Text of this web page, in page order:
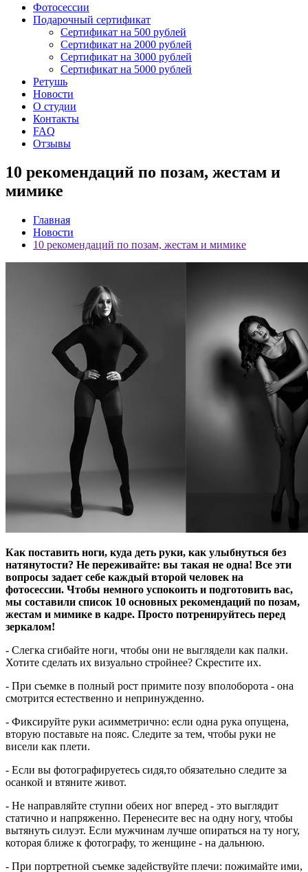
Фотосессии
Подарочный сертификат
Сертификат на 500 рублей
Сертификат на 2000 рублей
Сертификат на 3000 рублей
Сертификат на 5000 рублей
Ретушь
Новости
О студии
Контакты
FAQ
Отзывы
10 рекомендаций по позам, жестам и
мимике
Главная
Новости
10 рекомендаций по позам, жестам и мимике
Как поставить ноги, куда деть руки, как улыбнуться без
натянутости? Не переживайте: вы такая не одна! Все эти
вопросы задает себе каждый второй человек на
фотосессии. Чтобы немного успокоить и подготовить вас,
мы составили список 10 основных рекомендаций по позам,
жестам и мимике в кадре. Просто потренируйтесь перед
зеркалом!
- Слегка сгибайте ноги, чтобы они не выглядели как палки.
Хотите сделать их визуально стройнее? Скрестите их.
- При съемке в полный рост примите позу вполоборота - она
смотрится естественно и непринужденно.
- Фиксируйте руки асимметрично: если одна рука опущена,
вторую поставьте на пояс. Следите за тем, чтобы руки не
висели как плети.
- Если вы фотографируетесь сидя,то обязательно следите за
осанкой и втяните живот.
- Не направляйте ступни обеих ног вперед - это выглядит
статично и напряженно. Перенесите вес на одну ногу, чтобы
вытянуть силуэт. Если мужчинам лучше опираться на ту ногу,
которая ближе к фотографу, то женщине - на дальнюю.
- При портретной съемке задействуйте плечи: пожимайте ими,